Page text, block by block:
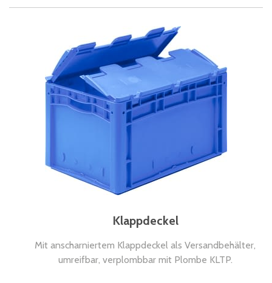
Klappdeckel
Mit anscharniertem Klappdeckel als Versandbehälter,
umreifbar, verplombbar mit Plombe KLTP.